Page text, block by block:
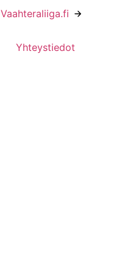
Vaahteraliiga.fi
Yhteystiedot